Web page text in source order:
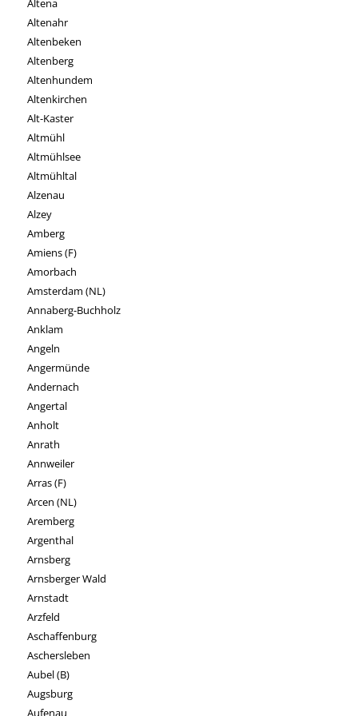
Altena
Altenahr
Altenbeken
Altenberg
Altenhundem
Altenkirchen
Alt-Kaster
Altmühl
Altmühlsee
Altmühltal
Alzenau
Alzey
Amberg
Amiens (F)
Amorbach
Amsterdam (NL)
Annaberg-Buchholz
Anklam
Angeln
Angermünde
Andernach
Angertal
Anholt
Anrath
Annweiler
Arras (F)
Arcen (NL)
Aremberg
Argenthal
Arnsberg
Arnsberger Wald
Arnstadt
Arzfeld
Aschaffenburg
Aschersleben
Aubel (B)
Augsburg
Aufenau